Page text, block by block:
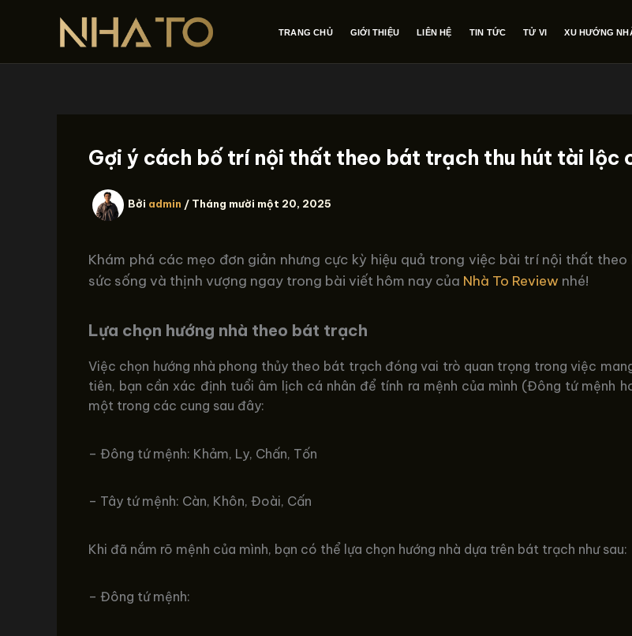
dung
TRANG CHỦ GIỚI THIỆU LIÊN HỆ TIN TỨC TỬ VI XU HƯỚNG
Gợi ý cách bố trí nội thất theo bát trạch thu hút tài lộc
Bởi admin / Tháng mười một 20, 2025
Khám phá các mẹo đơn giản nhưng cực kỳ hiệu quả trong việc bài trí nội thất
sức sống và thịnh vượng ngay trong bài viết hôm nay của Nhà To Review nhé!
Lựa chọn hướng nhà theo bát trạch
Việc chọn hướng nhà phong thủy theo bát trạch đóng vai trò quan trọng trong việc
tiên, bạn cần xác định tuổi âm lịch cá nhân để tính ra mệnh của mình (Đông tứ mệnh
một trong các cung sau đây:
– Đông tứ mệnh: Khảm, Ly, Chấn, Tốn
– Tây tứ mệnh: Càn, Khôn, Đoài, Cấn
Khi đã nắm rõ mệnh của mình, bạn có thể lựa chọn hướng nhà dựa trên bát trạch như sau:
– Đông tứ mệnh: